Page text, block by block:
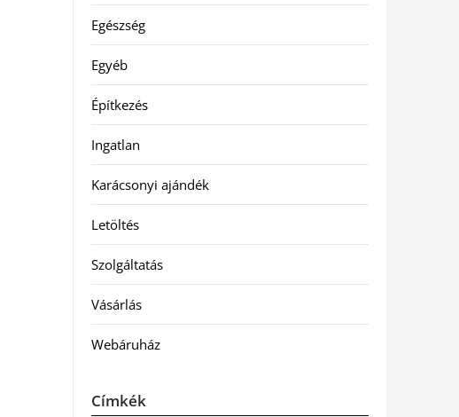
Egészség
Egyéb
Építkezés
Ingatlan
Karácsonyi ajándék
Letöltés
Szolgáltatás
Vásárlás
Webáruház
Címkék